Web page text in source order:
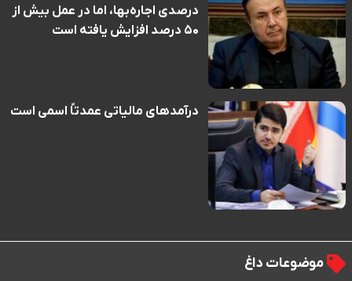
درصدی اجاره‌بها، اما در عمل بیش از
۵۰ درصد افزایش یافته است
درآمدهای مالیاتی عمدتاً اسمی است
موضوعات داغ